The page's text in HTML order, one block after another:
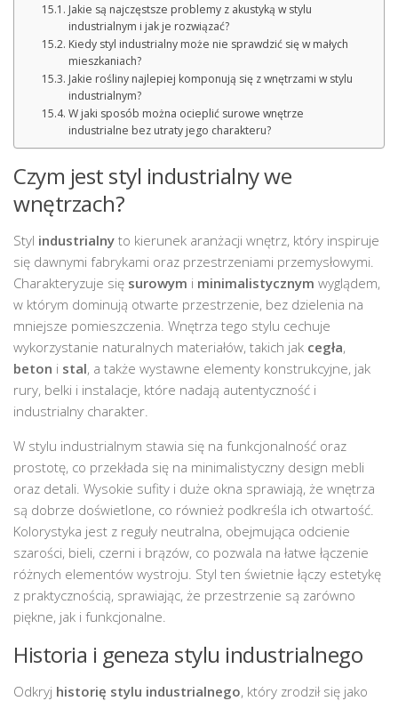
Jakie są najczęstsze problemy z akustyką w stylu
industrialnym i jak je rozwiązać?
Kiedy styl industrialny może nie sprawdzić się w małych
mieszkaniach?
Jakie rośliny najlepiej komponują się z wnętrzami w stylu
industrialnym?
W jaki sposób można ocieplić surowe wnętrze
industrialne bez utraty jego charakteru?
Czym jest styl industrialny we
wnętrzach?
Styl industrialny to kierunek aranżacji wnętrz, który inspiruje
się dawnymi fabrykami oraz przestrzeniami przemysłowymi.
Charakteryzuje się surowym i minimalistycznym wyglądem,
w którym dominują otwarte przestrzenie, bez dzielenia na
mniejsze pomieszczenia. Wnętrza tego stylu cechuje
wykorzystanie naturalnych materiałów, takich jak cegła,
beton i stal, a także wystawne elementy konstrukcyjne, jak
rury, belki i instalacje, które nadają autentyczność i
industrialny charakter.
W stylu industrialnym stawia się na funkcjonalność oraz
prostotę, co przekłada się na minimalistyczny design mebli
oraz detali. Wysokie sufity i duże okna sprawiają, że wnętrza
są dobrze doświetlone, co również podkreśla ich otwartość.
Kolorystyka jest z reguły neutralna, obejmująca odcienie
szarości, bieli, czerni i brązów, co pozwala na łatwe łączenie
różnych elementów wystroju. Styl ten świetnie łączy estetykę
z praktycznością, sprawiając, że przestrzenie są zarówno
piękne, jak i funkcjonalne.
Historia i geneza stylu industrialnego
Odkryj historię stylu industrialnego, który zrodził się jako